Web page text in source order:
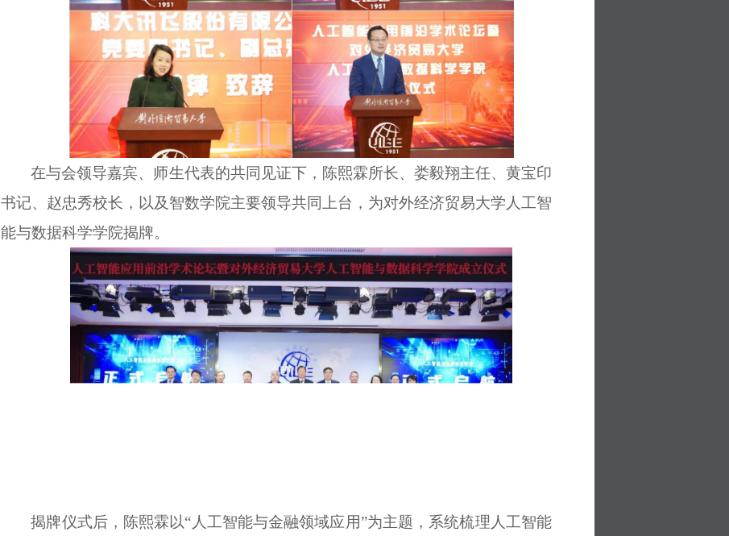
在与会领导嘉宾、师生代表的共同见证下，陈熙霖所长、娄毅翔主任、黄宝印
书记、赵忠秀校长，以及智数学院主要领导共同上台 ，为对外经济贸易大学人工智
能与数据科学学院揭牌。
揭牌仪式后，陈熙霖以“人工智能与金融领域应用”为主题 ， 系统梳理人工智能